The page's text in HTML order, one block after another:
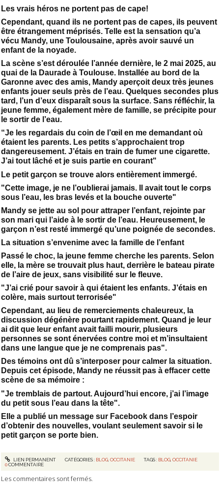
Les vrais héros ne portent pas de cape!
Cependant, quand ils ne portent pas de capes, ils peuvent
être étrangement méprisés. Telle est la sensation qu’a
vécu Mandy, une Toulousaine, après avoir sauvé un
enfant de la noyade.
La scène s’est déroulée l’année dernière, le 2 mai 2025, au
quai de la Daurade à Toulouse. Installée au bord de la
Garonne avec des amis, Mandy aperçoit deux très jeunes
enfants jouer seuls près de l’eau. Quelques secondes plus
tard, l’un d’eux disparaît sous la surface. Sans réfléchir, la
jeune femme, également mère de famille, se précipite pour
le sortir de l’eau.
“Je les regardais du coin de l’œil en me demandant où
étaient les parents. Les petits s’approchaient trop
dangereusement. J’étais en train de fumer une cigarette.
J’ai tout lâché et je suis partie en courant"
Le petit garçon se trouve alors entièrement immergé.
"Cette image, je ne l’oublierai jamais. Il avait tout le corps
sous l’eau, les bras levés et la bouche ouverte"
Mandy se jette au sol pour attraper l’enfant, rejointe par
son mari qui l’aide à le sortir de l’eau. Heureusement, le
garçon n’est resté immergé qu’une poignée de secondes.
La situation s’envenime avec la famille de l’enfant
Passé le choc, la jeune femme cherche les parents. Selon
elle, la mère se trouvait plus haut, derrière le bateau pirate
de l’aire de jeux, sans visibilité sur le fleuve.
"J’ai crié pour savoir à qui étaient les enfants. J’étais en
colère, mais surtout terrorisée"
Cependant, au lieu de remerciements chaleureux, la
discussion dégénère pourtant rapidement. Quand je leur
ai dit que leur enfant avait failli mourir, plusieurs
personnes se sont énervées contre moi et m’insultaient
dans une langue que je ne comprenais pas".
Des témoins ont dû s’interposer pour calmer la situation.
Depuis cet épisode, Mandy ne réussit pas à effacer cette
scène de sa mémoire :
"Je tremblais de partout. Aujourd’hui encore, j’ai l’image
du petit sous l’eau dans la tête".
Elle a publié un message sur Facebook dans l’espoir
d’obtenir des nouvelles, voulant seulement savoir si le
petit garçon se porte bien.
LIEN PERMANENT CATÉGORIES : BLOG, OCCITANIE TAGS : BLOG,OCCITANIE
0COMMENTAIRE
Les commentaires sont fermés.